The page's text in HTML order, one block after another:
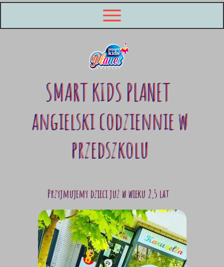
Przyjmujemy dzieci już w wieku 2,5 lat
SMART KIDS PLANET
angielski codziennie w
przedszkolu